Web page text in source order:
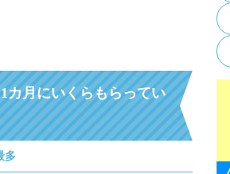
カ月にいくらもらってい
多